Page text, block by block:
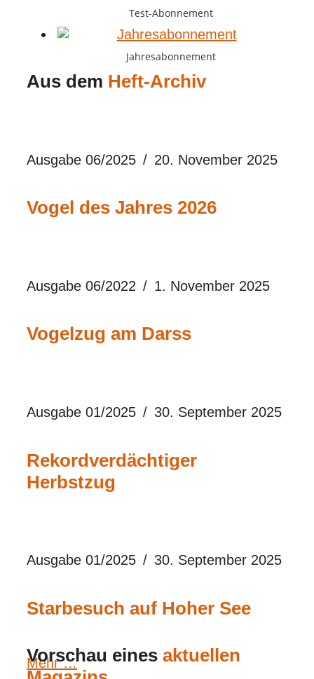
Test-Abonnement
Jahresabonnement
Aus dem Heft-Archiv
Ausgabe 06/2025 20. November 2025
Vogel des Jahres 2026
Ausgabe 06/2022 1. November 2025
Vogelzug am Darss
Ausgabe 01/2025 30. September 2025
Rekordverdächtiger
Herbstzug
Ausgabe 01/2025 30. September 2025
Starbesuch auf Hoher See
Mehr …
Vorschau eines aktuellen